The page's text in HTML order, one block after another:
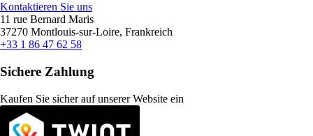
Kontaktieren Sie uns
11 rue Bernard Maris
37270 Montlouis-sur-Loire, Frankreich
+33 1 86 47 62 58
Sichere Zahlung
Kaufen Sie sicher auf unserer Website ein